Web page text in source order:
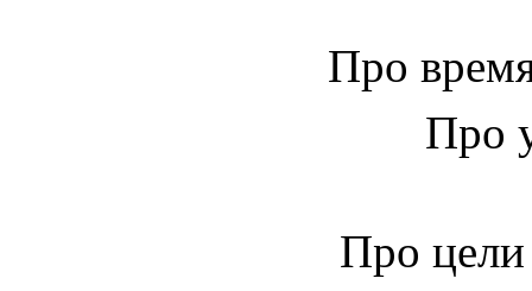
Про
Про
Про